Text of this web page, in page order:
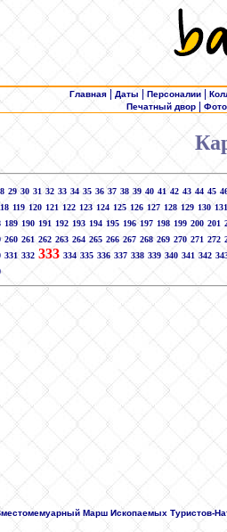
Главная|Даты Персоналии|
Печатный двор|
29 30 31 32 33 34 35 36 37 38 39 40 41 42 43 44 45
119 120 121 122 123 124 125 126 127 128 129 130 131
189 190 191 192 193 194 195 196 197 198 199 200 201
260 261 262 263 264 265 266 267 268 269 270 271 272
331 332 333 334 335 336 337 338 339 340 341 342
Марш Ископаемых Туристов-